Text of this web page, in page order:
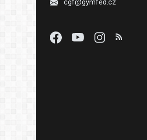
cgf@gymfed.cz